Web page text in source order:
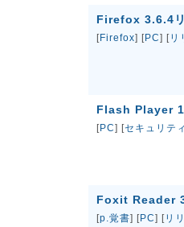
Firefox 3.6.4
[Firefox] [PC] [リ
Flash Player
[PC] [セキュリティ
Foxit Reader
[p.覚書] [PC] [リ